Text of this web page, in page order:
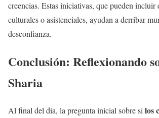
creencias. Estas iniciativas, que pueden incluir
culturales o asistenciales, ayudan a derribar
desconfianza.
Conclusión: Reflexionando
Sharia
Al final del día, la pregunta inicial sobre si los